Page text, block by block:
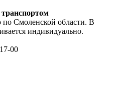
по Смоленской области. В
индивидуально.
00